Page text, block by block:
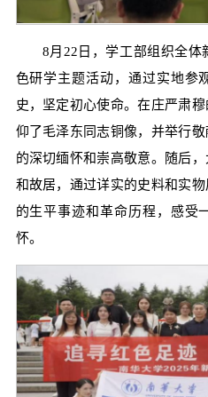
8月22日，学工部组织全体
色研学主题活动，通过实地参
史，坚定初心使命。在庄严肃
仰了毛泽东同志铜像，并举行
的深切缅怀和崇高敬意。随后
和故居，通过详实的史料和实
的生平事迹和革命历程，感受
怀。